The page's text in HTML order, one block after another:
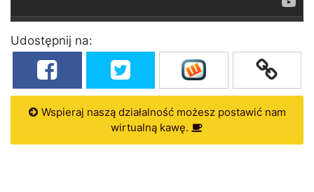
Udostępnij na:
Wspieraj naszą działalność możesz postawić nam
wirtualną kawę.